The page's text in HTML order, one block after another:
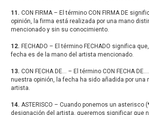
11.CON FIRMA – El término CON FIRMA DE
opinión, la firma está realizada por una mano
mencionado y sin su conocimiento.
12. FECHADO – El término FECHADO significa
fecha es de la mano del artista mencionado.
13.CON FECHA DE… – El término CON FECHA
nuestra opinión, la fecha ha sido añadida por una
artista.
14.ASTERISCO – Cuando ponemos un asterisco
designación del artista, queremos significar que